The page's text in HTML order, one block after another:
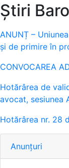
Știri
ANUNȚ –
și de primire în
CONVOCAREA
Hotărârea de
avocat, sesiunea
Hotărârea nr. 28
Anunțuri